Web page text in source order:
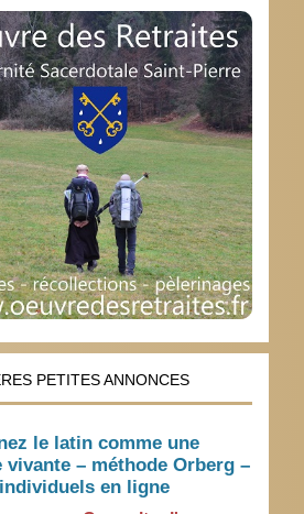
PETITES ANNONCES
le latin comme une
vivante – méthode Orberg –
en ligne